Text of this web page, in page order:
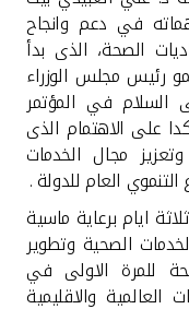
في دعم وانجاح
الصحة، الذى بدأ
رئيس مجلس الوزراء
السلام في المؤتمر
على الاهتمام الذى
مجال الخدمات
العام للدولة .
ايام برعاية ماسية
الصحية وتطوير
للمرة الاولى في
والاقليمية